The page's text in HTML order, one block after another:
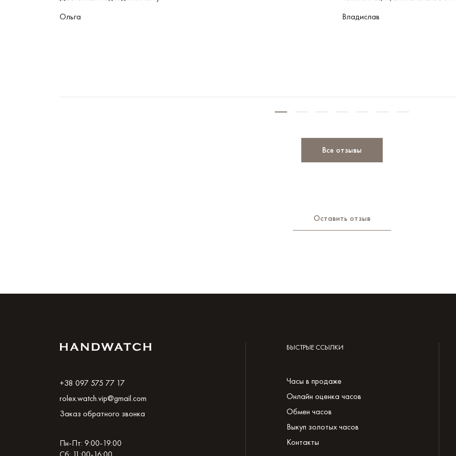
Ольга
Владислав
Все отзывы
Оставить отзыв
+38 097 575 77 17
rolex.watch.vip@gmail.com
Заказ обратного звонка
Пн-Пт: 9:00-19:00
БЫСТРЫЕ ССЫЛКИ
Часы в продаже
Онлайн оценка часов
Обмен часов
Выкуп золотых часов
Контакты